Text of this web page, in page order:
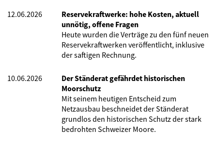
12.06.2026
Reservekraftwerke: hohe Kosten, aktuell
unnötig, offene Fragen
Heute wurden die Verträge zu den fünf neuen
Reservekraftwerken veröffentlicht, inklusive
der saftigen Rechnung.
10.06.2026
Der Ständerat gefährdet historischen
Moorschutz
Mit seinem heutigen Entscheid zum
Netzausbau beschneidet der Ständerat
grundlos den historischen Schutz der stark
bedrohten Schweizer Moore.